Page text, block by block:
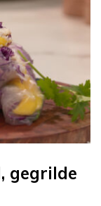
gegrilde